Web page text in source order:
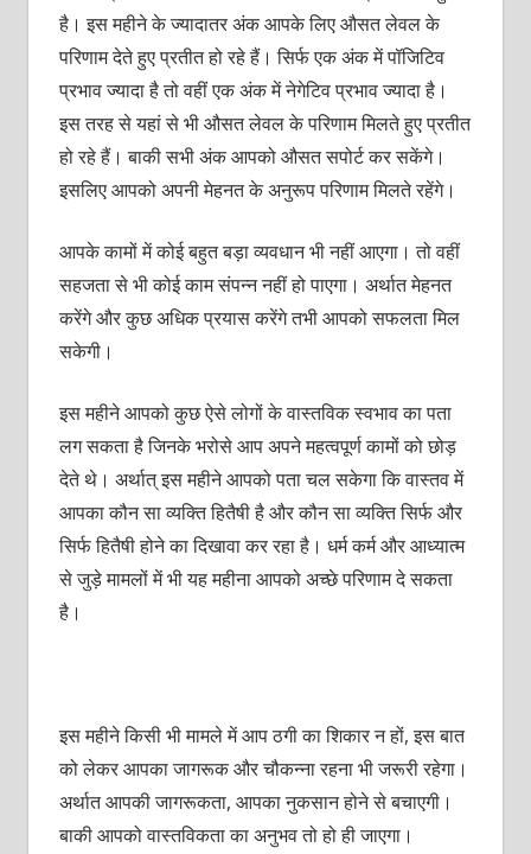
है। इस महीने के ज्यादातर अंक आपके लिए औसत लेवल के
परिणाम देते हुए प्रतीत हो रहे हैं। सिर्फ एक अंक में पॉजिटिव
प्रभाव ज्यादा है तो वहीं एक अंक में नेगेटिव प्रभाव ज्यादा है।
इस तरह से यहां से भी औसत लेवल के परिणाम मिलते हुए प्रतीत
हो रहे हैं। बाकी सभी अंक आपको औसत सपोर्ट कर सकेंगे।
इसलिए आपको अपनी मेहनत के अनुरूप परिणाम मिलते रहेंगे।
आपके कामों में कोई बहुत बड़ा व्यवधान भी नहीं आएगा। तो वहीं
सहजता से भी कोई काम संपन्न नहीं हो पाएगा। अर्थात मेहनत
करेंगे और कुछ अधिक प्रयास करेंगे तभी आपको सफलता मिल
सकेगी।
इस महीने आपको कुछ ऐसे लोगों के वास्तविक स्वभाव का पता
लग सकता है जिनके भरोसे आप अपने महत्वपूर्ण कामों को छोड़
देते थे। अर्थात् इस महीने आपको पता चल सकेगा कि वास्तव में
आपका कौन सा व्यक्ति हितैषी है और कौन सा व्यक्ति सिर्फ और
सिर्फ हितैषी होने का दिखावा कर रहा है। धर्म कर्म और आध्यात्म
से जुड़े मामलों में भी यह महीना आपको अच्छे परिणाम दे सकता
है।
इस महीने किसी भी मामले में आप ठगी का शिकार न हों, इस बात
को लेकर आपका जागरूक और चौकन्ना रहना भी जरूरी रहेगा।
अर्थात आपकी जागरूकता, आपका नुकसान होने से बचाएगी।
बाकी आपको वास्तविकता का अनुभव तो हो ही जाएगा।